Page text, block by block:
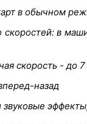
в обычном
скоростей: в
скорость - до
назад